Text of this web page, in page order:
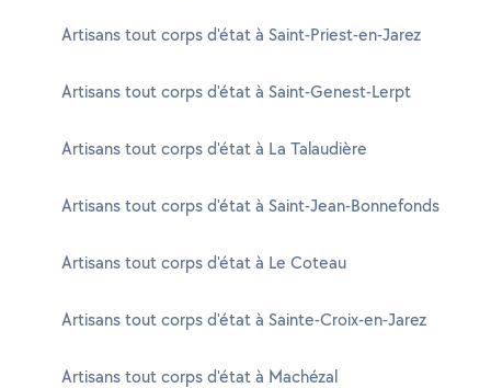
Artisans tout corps d'état à Saint-Priest-en-Jarez
Artisans tout corps d'état à Saint-Genest-Lerpt
Artisans tout corps d'état à La Talaudière
Artisans tout corps d'état à Saint-Jean-Bonnefonds
Artisans tout corps d'état à Le Coteau
Artisans tout corps d'état à Sainte-Croix-en-Jarez
Artisans tout corps d'état à Machézal